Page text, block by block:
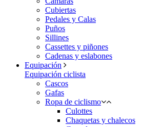
Cubiertas
Pedales y Calas
Puños
Sillines
Cassettes y piñones
Cadenas y eslabones
Equipación
Equipación ciclista
Cascos
Gafas
Ropa de ciclismo
Culottes
Chaquetas y chalecos